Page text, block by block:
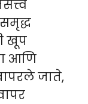
खूप
आणि
जाते,